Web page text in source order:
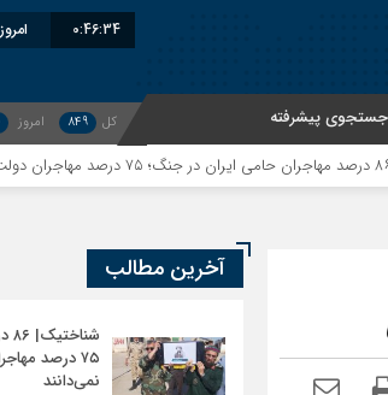
0:46:34 امروز :
جستجوی پیشرفته کل 849 امروز
آخرین مطالب
۷۵ درصد
نمی‌دانند